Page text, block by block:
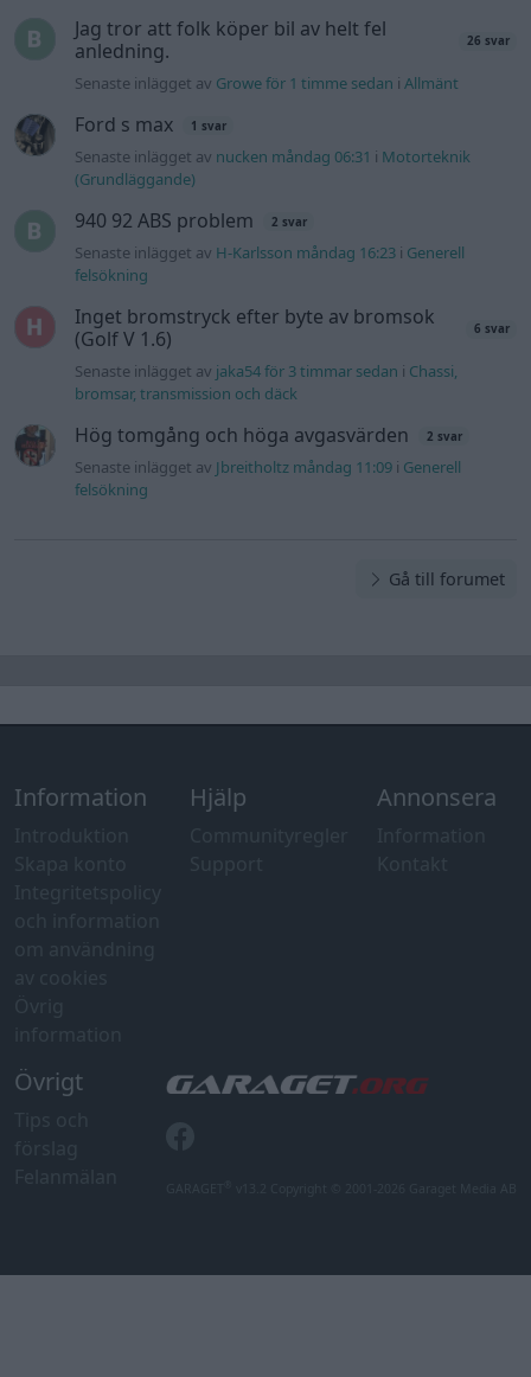
Jag tror att folk köper bil av helt fel
anledning.
26 svar
Senaste inlägget av Growe för 1 timme sedan iAllmänt
Ford s max 1 svar
Senaste inlägget av nucken måndag 06:31 i Motorteknik
(Grundläggande)
940 92 ABS problem 2 svar
Senaste inlägget av H-Karlsson måndag 16:23 i Generell
felsökning
Inget bromstryck efter byte av bromsok
(Golf V 1.6)
6 svar
Senaste inlägget av jaka54 för 3 timmar sedan i Chassi,
bromsar, transmission och däck
Hög tomgång och höga avgasvärden 2 svar
Senaste inlägget av Jbreitholtz måndag 11:09 i Generell
felsökning
Gå till forumet
Information Hjälp Annonsera
Övrigt